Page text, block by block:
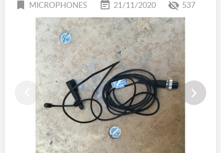
MICROPHONES 21/11/2020 537